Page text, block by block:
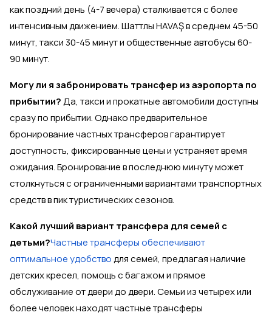
как поздний день (4-7 вечера) сталкивается с более
интенсивным движением. Шаттлы HAVAŞ в среднем 45-50
минут, такси 30-45 минут и общественные автобусы 60-
90 минут.
Могу ли я забронировать трансфер из аэропорта по
прибытии?Да, такси и прокатные автомобили доступны
сразу по прибытии. Однако предварительное
бронирование частных трансферов гарантирует
доступность, фиксированные цены и устраняет время
ожидания. Бронирование в последнюю минуту может
столкнуться с ограниченными вариантами транспортных
средств в пик туристических сезонов.
Какой лучший вариант трансфера для семей с
детьми?Частные трансферы обеспечивают
оптимальное удобстводля семей, предлагая наличие
детских кресел, помощь с багажом и прямое
обслуживание от двери до двери. Семьи из четырех или
более человек находят частные трансферы